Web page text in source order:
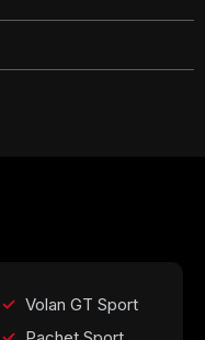
Volan GT Sport